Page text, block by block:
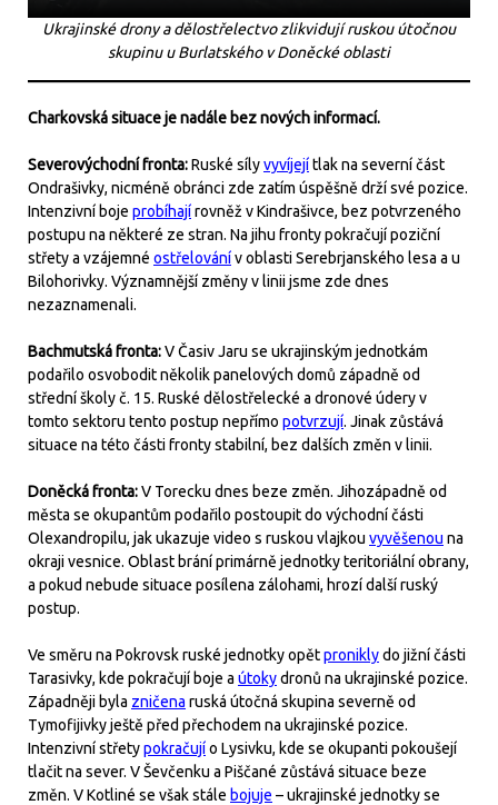
Ukrajinské drony a dělostřelectvo zlikvidují ruskou útočnou
skupinu u Burlatského v Doněcké oblasti
Charkovská situace je nadále bez nových informací.
Severovýchodní fronta:Ruské sílyvyvíjejítlak na severní část
Ondrašivky, nicméně obránci zde zatím úspěšně drží své pozice.
Intenzivní boje probíhajírovněž v Kindrašivce, bez potvrzeného
postupu na některé ze stran. Na jihu fronty pokračují poziční
střety a vzájemné ostřelovánív oblasti Serebrjanského lesa a u
Bilohorivky. Významnější změny v linii jsme zde dnes
nezaznamenali.
Bachmutská fronta:V Časiv Jaru se ukrajinským jednotkám
podařilo osvobodit několik panelových domů západně od
střední školy č. 15. Ruské dělostřelecké a dronové údery v
tomto sektoru tento postup nepřímo potvrzují. Jinak zůstává
situace na této části fronty stabilní, bez dalších změn v linii.
Doněcká fronta:V Torecku dnes beze změn. Jihozápadně od
města se okupantům podařilo postoupit do východní části
Olexandropilu, jak ukazuje video s ruskou vlajkou vyvěšenou na
okraji vesnice. Oblast brání primárně jednotky teritoriální obrany,
a pokud nebude situace posílena zálohami, hrozí další ruský
postup.
Ve směru na Pokrovsk ruské jednotky opětproniklydo jižní části
Tarasivky, kde pokračují boje a útokydronů na ukrajinské pozice.
Západněji byla zničena ruská útočná skupina severně od
Tymofijivky ještě před přechodem na ukrajinské pozice.
Intenzivní střetypokračujío Lysivku, kde se okupanti pokoušejí
tlačit na sever. V Ševčenku a Piščané zůstává situace beze
změn. V Kotliné se však stále bojuje – ukrajinské jednotky se